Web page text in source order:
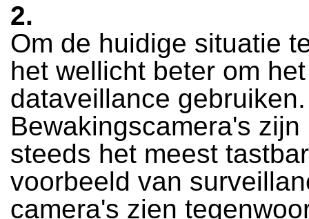
2.
Om de huidige situatie
het wellicht beter om
dataveillance gebruiken.
Bewakingscamera's zijn
steeds het meest
voorbeeld van
camera's zien